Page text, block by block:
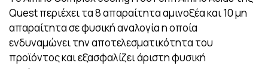
Quest περιέχει τα 8 απαραίτητα αμινοξέα και 10 μη
απαραίτητα σε φυσική αναλογία η οποία
ενδυναμώνει την αποτελεσματικότητα του
προϊόντος και εξασφαλίζει άριστη φυσική